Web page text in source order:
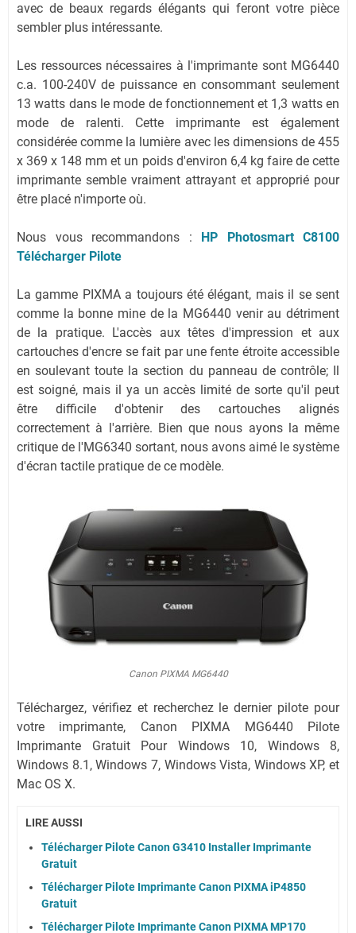
avec de beaux regards élégants qui feront votre pièce
sembler plus intéressante.
Les ressources nécessaires à l'imprimante sont MG6440
c.a. 100-240V de puissance en consommant seulement
13 watts dans le mode de fonctionnement et 1,3 watts en
mode de ralenti. Cette imprimante est également
considérée comme la lumière avec les dimensions de 455
x 369 x 148 mm et un poids d'environ 6,4 kg faire de cette
imprimante semble vraiment attrayant et approprié pour
être placé n'importe où.
Nous vous recommandons : HP Photosmart C8100
Télécharger Pilote
La gamme PIXMA a toujours été élégant, mais il se sent
comme la bonne mine de la MG6440 venir au détriment
de la pratique. L'accès aux têtes d'impression et aux
cartouches d'encre se fait par une fente étroite accessible
en soulevant toute la section du panneau de contrôle; Il
est soigné, mais il ya un accès limité de sorte qu'il peut
être difficile d'obtenir des cartouches alignés
correctement à l'arrière. Bien que nous ayons la même
critique de l'MG6340 sortant, nous avons aimé le système
d'écran tactile pratique de ce modèle.
Canon PIXMA MG6440
Téléchargez, vérifiez et recherchez le dernier pilote pour
votre imprimante, Canon PIXMA MG6440 Pilote
Imprimante Gratuit Pour Windows 10, Windows 8,
Windows 8.1, Windows 7, Windows Vista, Windows XP, et
Mac OS X.
LIRE AUSSI
Télécharger Pilote Canon G3410 Installer Imprimante
Gratuit
Télécharger Pilote Imprimante Canon PIXMA iP4850
Gratuit
Télécharger Pilote Imprimante Canon PIXMA MP170